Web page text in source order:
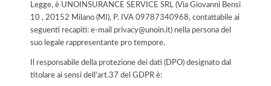
Legge, è UNOINSURANCE SERVICE SRL (Via Giovanni Bensi
10 , 20152 Milano (MI), P. IVA 09787340968, contattabile ai
seguenti recapiti: e-mail privacy@unoin.it) nella persona del
suo legale rappresentante pro tempore.
Il responsabile della protezione dei dati (DPO) designato dal
titolare ai sensi dell'art.37 del GDPR è: